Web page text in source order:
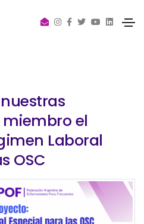
el
Laboral
OSC